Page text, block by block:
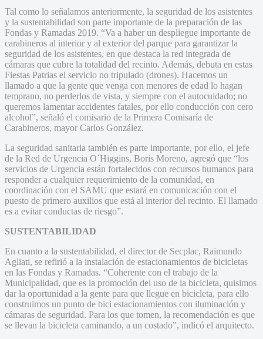
Tal como lo señalamos anteriormente, la seguridad de los asistentes
y la sustentabilidad son parte importante de la preparación de las
Fondas y Ramadas 2019. “Va a haber un despliegue importante de
carabineros al interior y al exterior del parque para garantizar la
seguridad de los asistentes, en que destaca la red integrada de
cámaras que cubre la totalidad del recinto. Además, debuta en estas
Fiestas Patrias el servicio no tripulado (drones). Hacemos un
llamado a que la gente que venga con menores de edad lo hagan
temprano, no perderlos de vista, y siempre con el autocuidado; no
queremos lamentar accidentes fatales, por ello conducción con cero
alcohol”, señaló el comisario de la Primera Comisaría de
Carabineros, mayor Carlos González.
La seguridad sanitaria también es parte importante, por ello, el jefe
de la Red de Urgencia O´Higgins, Boris Moreno, agregó que “los
servicios de Urgencia están fortalecidos con recursos humanos para
responder a cualquier requerimiento de la comunidad, en
coordinación con el SAMU que estará en comunicación con el
puesto de primero auxilios que está al interior del recinto. El llamado
es a evitar conductas de riesgo”.
SUSTENTABILIDAD
En cuanto a la sustentabilidad, el director de Secplac, Raimundo
Agliati, se refirió a la instalación de estacionamientos de bicicletas
en las Fondas y Ramadas. “Coherente con el trabajo de la
Municipalidad, que es la promoción del uso de la bicicleta, quisimos
dar la oportunidad a la gente para que llegue en bicicleta, para ello
construimos un punto de bici estacionamientos con iluminación y
cámaras de seguridad. Para los que tomen, la recomendación es que
se llevan la bicicleta caminando, a un costado”, indicó el arquitecto.